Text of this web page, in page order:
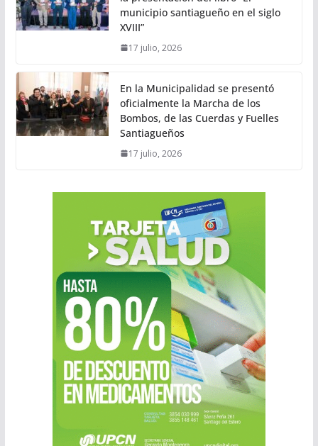
municipio santiagueño en el siglo
XVIII”
17 julio, 2026
En la Municipalidad se presentó
oficialmente la Marcha de los
Bombos, de las Cuerdas y Fuelles
Santiagueños
17 julio, 2026